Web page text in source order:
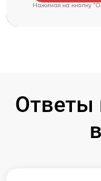
Нажимая на кнопку
Ответы